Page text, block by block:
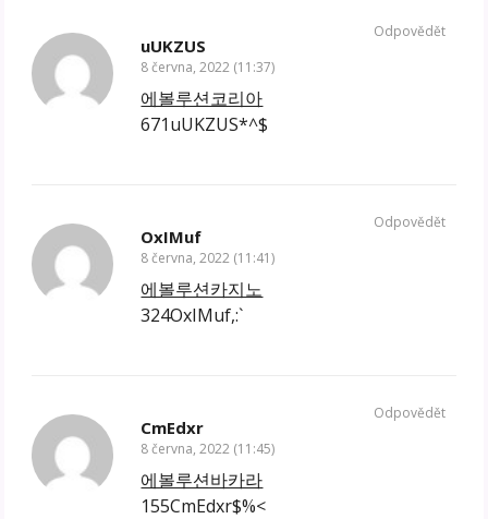
uUKZUS
8 června, 2022 (11:37)
에볼루션코리아
671uUKZUS*^$
Odpovědět
OxIMuf
8 června, 2022 (11:41)
에볼루션카지노
324OxIMuf,:`
Odpovědět
CmEdxr
8 června, 2022 (11:45)
에볼루션바카라
155CmEdxr$%<
Odpovědět